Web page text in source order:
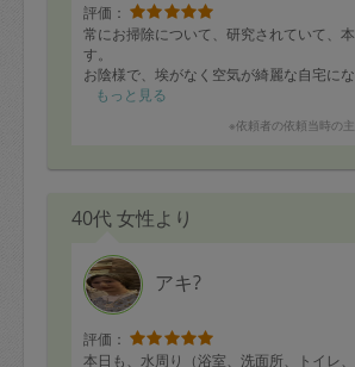
評価：
常にお掃除について、研究されていて、
す。
お陰様で、埃がなく空気が綺麗な自宅に
もっと見る
※依頼者の依頼当時の主
40代 女性より
アキ?
評価：
本日も、水周り（浴室、洗面所、トイレ